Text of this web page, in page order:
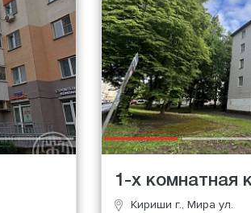
1-х комнатная
Кириши г., Мира ул.